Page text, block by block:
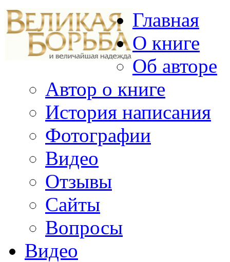
Главная
О книге
Об авторе
Автор о книге
История написания
Фотографии
Видео
Отзывы
Сайты
Вопросы
Видео